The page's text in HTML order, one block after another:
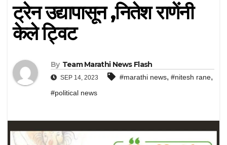
ट्रेन उद्यापासून ,नितेश राणेंनी
केले ट्विट
By Team Marathi News Flash
SEP 14, 2023 #marathi news, #nitesh rane,
#political news